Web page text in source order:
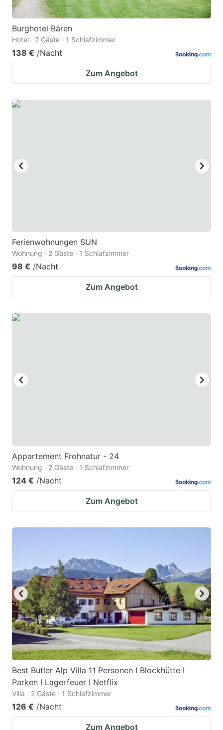
dates.
dates.
Burghotel Bären
Hotel · 2 Gäste · 1 Schlafzimmer
138 € /Nacht
Zum Angebot
Ferienwohnungen SUN
Wohnung · 2 Gäste · 1 Schlafzimmer
98 € /Nacht
Zum Angebot
Appartement Frohnatur - 24
Wohnung · 2 Gäste · 1 Schlafzimmer
124 € /Nacht
Zum Angebot
Best Butler Alp Villa 11 Personen I Blockhütte I
Parken I Lagerfeuer I Netflix
Villa · 2 Gäste · 1 Schlafzimmer
126 € /Nacht
Zum Angebot